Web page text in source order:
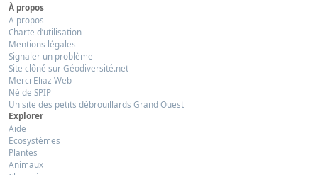
À propos
A propos
Charte d’utilisation
Mentions légales
Signaler un problème
Site clôné sur Géodiversité.net
Merci Eliaz Web
Né de SPIP
Un site des petits débrouillards Grand Ouest
Explorer
Aide
Ecosystèmes
Plantes
Animaux